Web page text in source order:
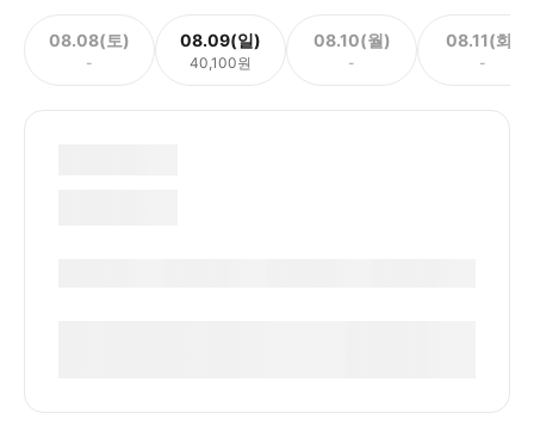
08.08(토)
-
08.09(일)
40,100원
08.10(월)
-
08.11(화)
-